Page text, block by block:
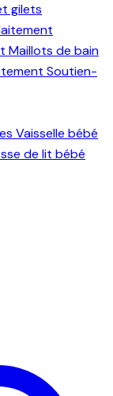
gilets
Maillots de bain
Soutien-
Vaisselle bébé
de lit bébé